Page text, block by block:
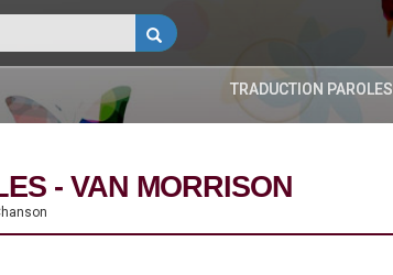
TRADUCTION PAROLES
- VAN MORRISON